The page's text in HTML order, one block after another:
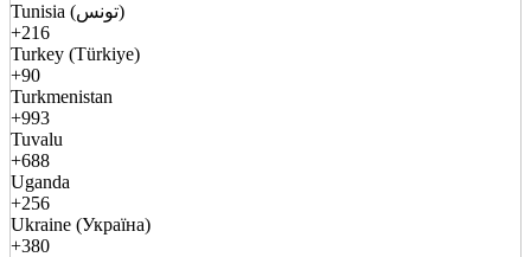
Tunisia (تونس)
+216
Turkey (Türkiye)
+90
Turkmenistan
+993
Tuvalu
+688
Uganda
+256
Ukraine (Україна)
+380